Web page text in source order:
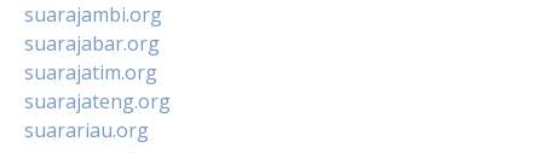
suarajambi.org
suarajabar.org
suarajatim.org
suarajateng.org
suarariau.org